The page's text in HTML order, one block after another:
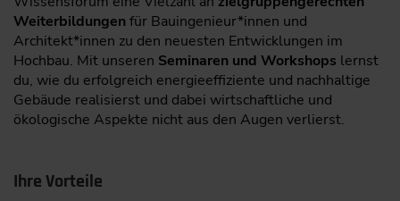
Weiterbildungenfür Bauingenieur*innen und
Architekt*innen zu den neuesten Entwicklungen im
Hochbau. Mit unseren Seminaren und Workshops lernst
du, wie du erfolgreich energieeffiziente und nachhaltige
Gebäude realisierst und dabei wirtschaftliche und
ökologische Aspekte nicht aus den Augen verlierst.
Ihre Vorteile